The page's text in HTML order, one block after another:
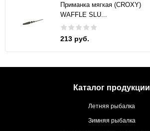
Приманка мягкая (CROXY)
WAFFLE SLU...
213 руб.
Каталог продукции
Летняя рыбалка
Зимняя рыбалка